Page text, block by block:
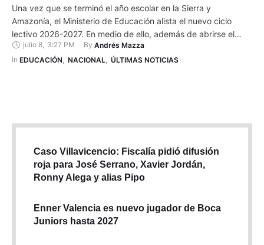
Una vez que se terminó el año escolar en la Sierra y
Amazonía, el Ministerio de Educación alista el nuevo ciclo
lectivo 2026-2027. En medio de ello, además de abrirse el
proceso de las matrículas para estudiantes nuevos en las
instituciones educativas fiscales, se habilita el sistema que
julio 8, 3:27 PM By Andrés Mazza
In EDUCACIÓN NACIONAL ÚLTIMAS NOTICIAS
Caso Villavicencio: Fiscalía pidió difusión
roja para José Serrano, Xavier Jordán,
Ronny Alega y alias Pipo
Enner Valencia es nuevo jugador de Boca
Juniors hasta 2027